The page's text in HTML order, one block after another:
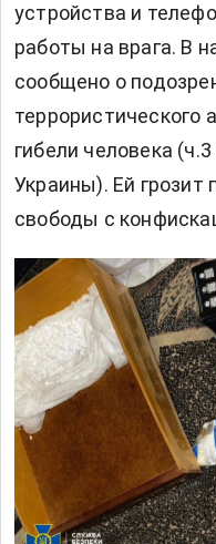
устройства и
работы на врага. В
сообщено о
террористического
гибели человека
Украины). Ей
свободы с